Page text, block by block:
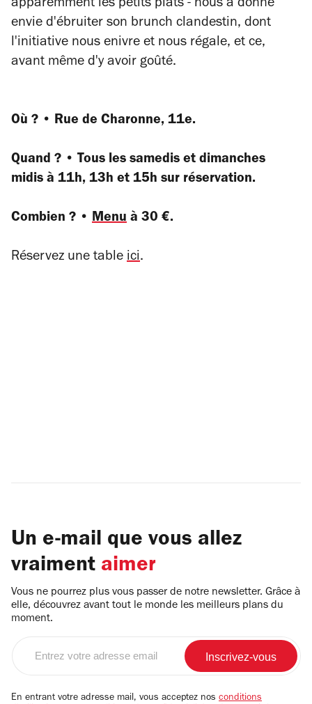
apparemment les petits plats - nous a donné
envie d'ébruiter son brunch clandestin, dont
l'initiative nous enivre et nous régale, et ce,
avant même d'y avoir goûté.
Où ? • Rue de Charonne, 11e.
Quand ? • Tous les samedis et dimanches
midis à 11h, 13h et 15h sur réservation.
Combien ? • Menu à 30 €.
Réservez une table ici.
Un e-mail que vous allez
vraiment aimer
Vous ne pourrez plus vous passer de notre newsletter. Grâce à
elle, découvrez avant tout le monde les meilleurs plans du
moment.
email
En entrant votre adresse mail, vous acceptez nos conditions